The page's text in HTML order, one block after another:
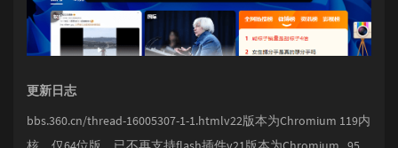
更新日志
bbs.360.cn/thread-16005307-1-1.htmlv22版本为Chromium 119内